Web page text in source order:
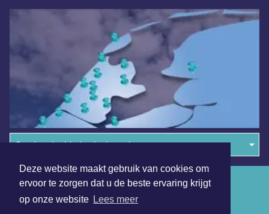
Deze website maakt gebruik van cookies om
ervoor te zorgen dat u de beste ervaring krijgt
op onze website Lees meer
Overige dagbladen in de regio
Algemene voorwaarden
Disclaimer